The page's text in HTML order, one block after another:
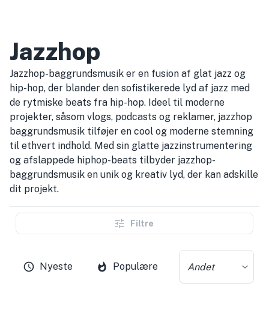
Jazzhop
Jazzhop-baggrundsmusik er en fusion af glat jazz og
hip-hop, der blander den sofistikerede lyd af jazz med
de rytmiske beats fra hip-hop. Ideel til moderne
projekter, såsom vlogs, podcasts og reklamer, jazzhop
baggrundsmusik tilføjer en cool og moderne stemning
til ethvert indhold. Med sin glatte jazzinstrumentering
og afslappede hiphop-beats tilbyder jazzhop-
baggrundsmusik en unik og kreativ lyd, der kan adskille
dit projekt.
Filtre
Nyeste Populære Andet